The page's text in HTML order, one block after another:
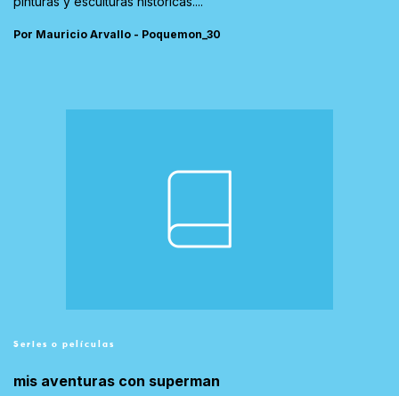
Por Mauricio Arvallo - Poquemon_30
Series o películas
mis aventuras con superman